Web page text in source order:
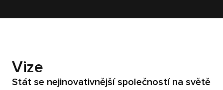
Vize
Stát se nejinovativnější společností na světě